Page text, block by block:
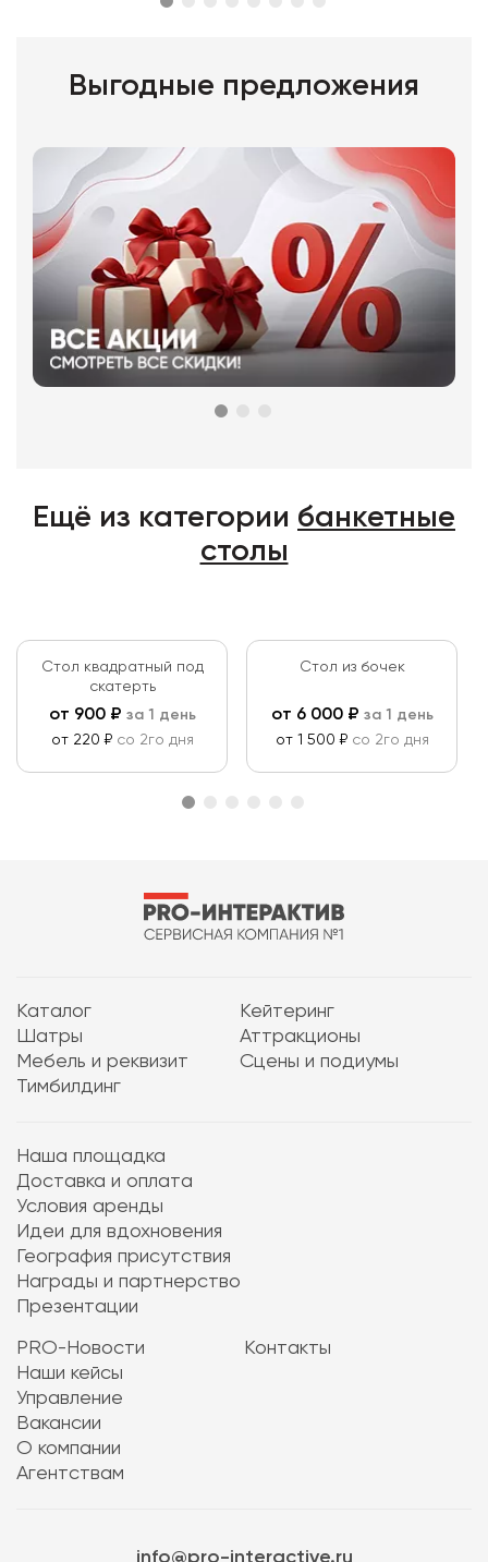
Выгодные предложения
Ещё из категории банкетные
столы
Стол квадратный под
скатерть
от 900₽ за 1 день
от 220 ₽ со 2го дня
Стол из бочек
от 6 000₽ за 1 день
от 1 500 ₽ со 2го дня
Каталог
Кейтеринг
Шатры
Аттракционы
Мебель и реквизит
Сцены и подиумы
Тимбилдинг
Наша площадка
Доставка и оплата
Условия аренды
Идеи для вдохновения
География присутствия
Награды и партнерство
Презентации
PRO-Новости
Наши кейсы
Управление
Вакансии
О компании
Агентствам
Контакты
info@pro-interactive.ru